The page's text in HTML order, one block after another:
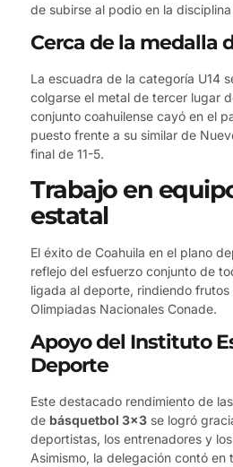
de subirse al podio en la
Cerca de la medalla
La escuadra de la categoría U14
colgarse el metal de tercer lugar
conjunto coahuilense cayó en el
puesto frente a su similar de
final de 11-5.
Trabajo en
estatal
El éxito de Coahuila en el plano
reflejo del esfuerzo conjunto de
ligada al deporte, rindiendo
Olimpiadas Nacionales Conade.
Apoyo del Instituto
Deporte
Este destacado rendimiento de
de básquetbol 3×3 se logró
deportistas, los entrenadores y
Asimismo, la delegación contó en